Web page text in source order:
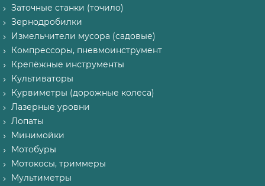
Заточные станки (точило)
Зернодробилки
Измельчители мусора (садовые)
Компрессоры, пневмоинструмент
Крепёжные инструменты
Культиваторы
Курвиметры (дорожные колеса)
Лазерные уровни
Лопаты
Минимойки
Мотобуры
Мотокосы, триммеры
Мультиметры